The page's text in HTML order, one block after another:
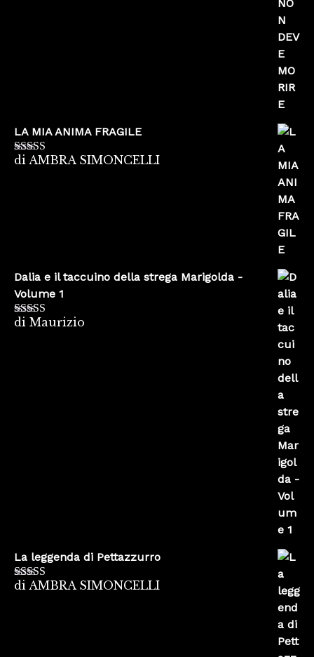
LA MIA ANIMA FRAGILE
Valutato5su
di AMBRA SIMONCELLI
Dalia e il taccuino della strega Marigolda -
Volume 1
Valutato4
di Maurizio
La leggenda di Pettazzurro
Valutato5su
di AMBRA SIMONCELLI